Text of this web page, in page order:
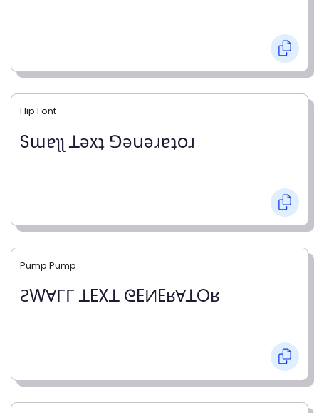
Flip Font
Sɯɐʅʅ ꓕǝxʇ ꓨǝuǝɹɐʇoɹ
Pump Pump
ƧWⱯΓΓ ꓕEXꓕ ᘓEИEʁⱯꓕOʁ